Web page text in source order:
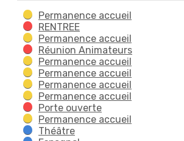
Permanence accueil
RENTREE
Permanence accueil
Réunion Animateurs
Permanence accueil
Permanence accueil
Permanence accueil
Permanence accueil
Porte ouverte
Permanence accueil
Théâtre